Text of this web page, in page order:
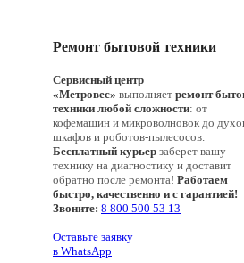
Ремонт бытовой техники
Сервисный центр
«Метровес» выполняет ремонт
техники любой сложности: от
кофемашин и микроволновок до
шкафов и роботов-пылесосов.
Бесплатный курьер заберет вашу
технику на диагностику и доставит
обратно после ремонта! Работаем
быстро, качественно и с гарантией!
Звоните: 8 800 500 53 13
Оставьте заявку
в WhatsApp